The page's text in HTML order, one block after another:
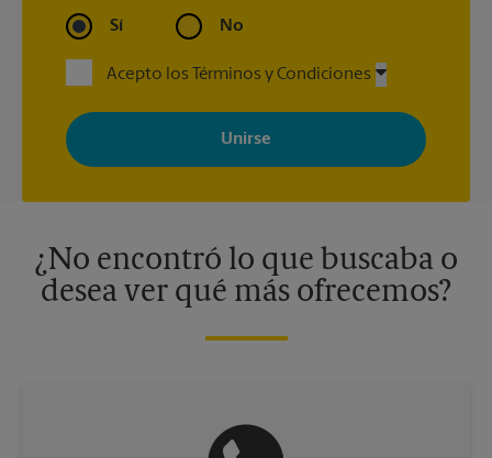
Sí No
Acepto los Términos y Condiciones
Al registrarse, acepta recibir correos electrónicos de The UPS
Store con noticias, ofertas especiales, promociones y mensajes
adaptados a sus intereses. Puede darse de baja en cualquier
momento. Para más información, consulte nuestra política de
¿No encontró lo que buscaba o
desea ver qué más ofrecemos?